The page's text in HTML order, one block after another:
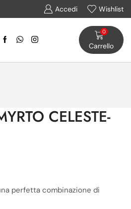
Assistenza WhatsApp: (+39)
Accedi Wishlist
0
Carrello
CELESTE-
perfetta combinazione di